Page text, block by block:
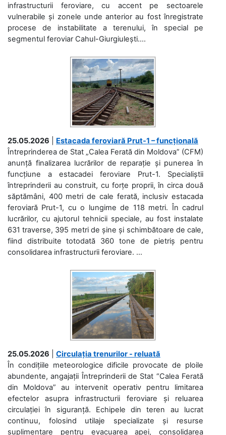
infrastructurii feroviare, cu accent pe sectoarele
vulnerabile și zonele unde anterior au fost înregistrate
procese de instabilitate a terenului, în special pe
segmentul feroviar Cahul-Giurgiulești....
25.05.2026
Estacada feroviară Prut-1 – funcțională
Întreprinderea de Stat „Calea Ferată din Moldova” (CFM)
anunță finalizarea lucrărilor de reparație și punerea în
funcțiune a estacadei feroviare Prut-1. Specialiștii
întreprinderii au construit, cu forțe proprii, în circa două
săptămâni, 400 metri de cale ferată, inclusiv estacada
feroviară Prut-1, cu o lungime de 118 metri. În cadrul
lucrărilor, cu ajutorul tehnicii speciale, au fost instalate
631 traverse, 395 metri de șine și schimbătoare de cale,
fiind distribuite totodată 360 tone de pietriș pentru
consolidarea infrastructurii feroviare. ...
25.05.2026
Circulația trenurilor - reluată
În condițiile meteorologice dificile provocate de ploile
abundente, angajații Întreprinderii de Stat “Calea Ferată
din Moldova” au intervenit operativ pentru limitarea
efectelor asupra infrastructurii feroviare și reluarea
circulației în siguranță. Echipele din teren au lucrat
continuu, folosind utilaje specializate și resurse
suplimentare pentru evacuarea apei, consolidarea